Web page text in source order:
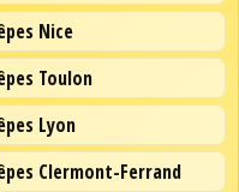
Nice
Toulon
Lyon
Clermont-Ferrand